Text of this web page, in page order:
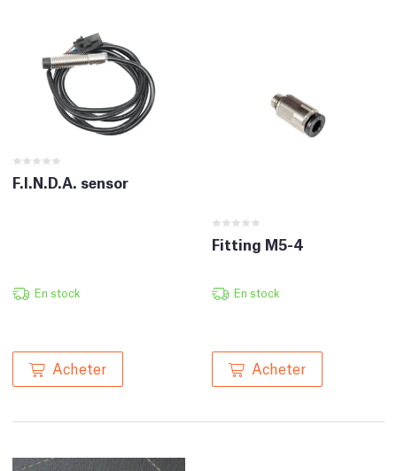
F.I.N.D.A. sensor
En stock
Acheter
Fitting M5-4
En stock
Acheter